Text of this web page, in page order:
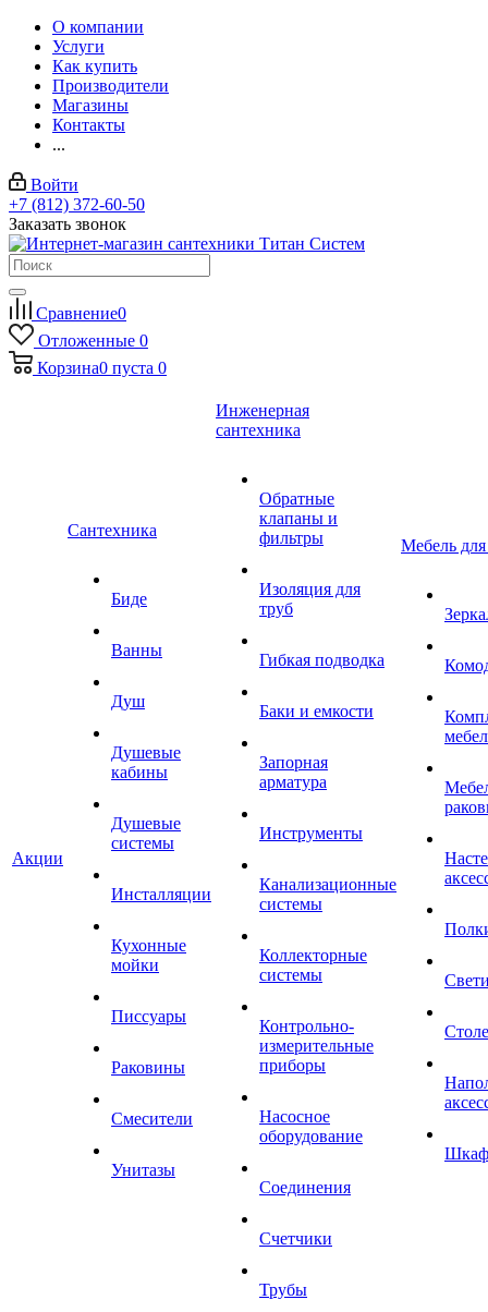
О компании
Услуги
Как купить
Производители
Магазины
Контакты
...
Войти
+7 (812) 372-60-50
Заказать звонок
Сравнение0
Отложенные 0
Корзина0 пуста 0
Акции
Сантехника
Биде
Ванны
Душ
Душевые
кабины
Душевые
системы
Инсталляции
Кухонные
мойки
Писсуары
Раковины
Смесители
Унитазы
Инженерная
сантехника
Обратные
клапаны и
фильтры
Изоляция для
труб
Гибкая подводка
Баки и емкости
Запорная
арматура
Инструменты
Канализационные
системы
Коллекторные
системы
Контрольно-
измерительные
приборы
Насосное
оборудование
Соединения
Счетчики
Трубы
Мебель